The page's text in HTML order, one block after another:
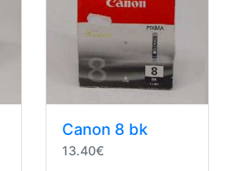
Canon 8 bk
13.40€